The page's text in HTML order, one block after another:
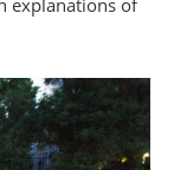
explanations of